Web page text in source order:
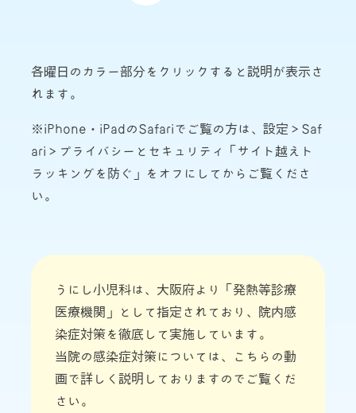
各曜日のカラー部分をクリックすると説明が表示さ
れます。
※iPhone・iPadのSafariでご覧の方は、設定＞Saf
ari＞プライバシーとセキュリティ「サイト越えト
ラッキングを防ぐ」をオフにしてからご覧くださ
い。
うにし小児科は、大阪府より「発熱等診療
医療機関」として指定されており、院内感
染症対策を徹底して実施しています。
当院の感染症対策については、こちらの動
画で詳しく説明しておりますのでご覧くだ
さい。